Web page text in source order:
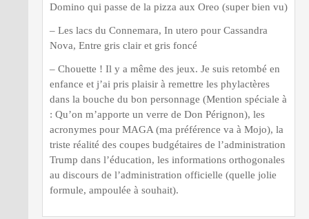
Domino qui passe de la pizza aux Oreo (super bien vu)
– Les lacs du Connemara, In utero pour Cassandra
Nova, Entre gris clair et gris foncé
– Chouette ! Il y a même des jeux. Je suis retombé en
enfance et j’ai pris plaisir à remettre les phylactères
dans la bouche du bon personnage (Mention spéciale à
: Qu’on m’apporte un verre de Don Pérignon), les
acronymes pour MAGA (ma préférence va à Mojo), la
triste réalité des coupes budgétaires de l’administration
Trump dans l’éducation, les informations orthogonales
au discours de l’administration officielle (quelle jolie
formule, ampoulée à souhait).